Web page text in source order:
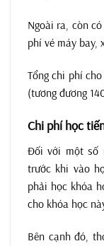
Ngoài ra, còn
phí vé máy bay,
Tổng chi phí
(tương đương
Chi phí học
Đối với một số
trước khi vào
phải học khóa
cho khóa học
Bên cạnh đó,